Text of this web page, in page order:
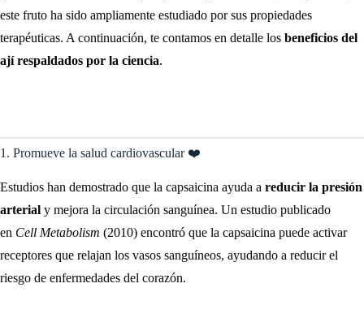
este fruto ha sido ampliamente estudiado por sus propiedades
terapéuticas. A continuación, te contamos en detalle los beneficios del
ají respaldados por la ciencia.
1. Promueve la salud cardiovascular ❤️
Estudios han demostrado que la capsaicina ayuda a reducir la presión
arterial y mejora la circulación sanguínea. Un estudio publicado
en Cell Metabolism (2010) encontró que la capsaicina puede activar
receptores que relajan los vasos sanguíneos, ayudando a reducir el
riesgo de enfermedades del corazón.